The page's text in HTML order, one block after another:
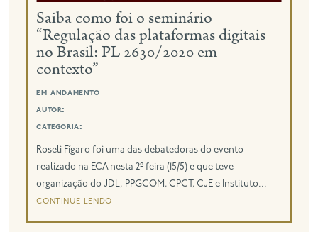
eng
Saiba como foi o seminário
“Regulação das plataformas digitais
no Brasil: PL 2630/2020 em
contexto”
em andamento
autor:
categoria:
Roseli Fígaro foi uma das debatedoras do evento
realizado na ECA nesta 2ª feira (15/5) e que teve
organização do JDL, PPGCOM, CPCT, CJE e Instituto...
continue lendo